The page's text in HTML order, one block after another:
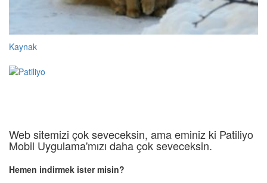
Kaynak
Web sitemizi çok seveceksin, ama eminiz ki Patiliyo
Mobil Uygulama'mızı daha çok seveceksin.
Hemen indirmek ister misin?